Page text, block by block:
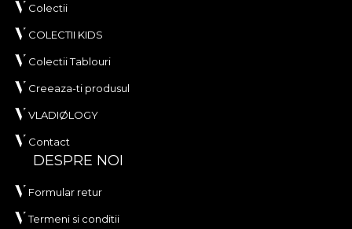
Colectii
COLECTII KIDS
Colectii Tablouri
Creeaza-ti produsul
VLADIØLOGY
Contact
DESPRE NOI
Formular retur
Termeni si conditii